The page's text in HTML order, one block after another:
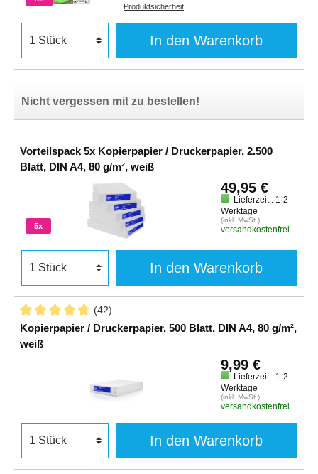
Produktsicherheit
In den Warenkorb
Nicht vergessen mit zu bestellen!
Vorteilspack 5x Kopierpapier / Druckerpapier, 2.500
Blatt, DIN A4, 80 g/m², weiß
5x
49,95 €
Lieferzeit : 1-2
Werktage
(inkl. MwSt.)
versandkostenfrei
In den Warenkorb
(42)
Kopierpapier / Druckerpapier, 500 Blatt, DIN A4, 80 g/m²,
weiß
9,99 €
Lieferzeit : 1-2
Werktage
(inkl. MwSt.)
versandkostenfrei
In den Warenkorb